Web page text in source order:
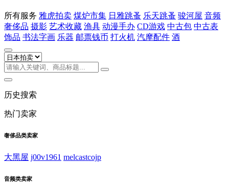
所有服务 雅虎拍卖 煤炉市集 日雅跳蚤 乐天跳蚤 骏河屋 音频
奢侈品 摄影 艺术收藏 渔具 动漫手办 CD游戏 中古包 中古表
饰品 书法字画 乐器 邮票钱币 打火机 汽摩配件 酒
历史搜索
热门卖家
奢侈品类卖家
大黑屋 j00v1961 melcastcojp
音频类卖家